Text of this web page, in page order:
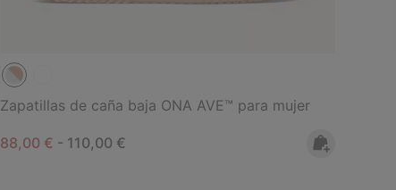
Zapatillas de caña baja ONA AVE™ para mujer
Minimum sale price:
88,00 € - Maximum price:
110,00 €